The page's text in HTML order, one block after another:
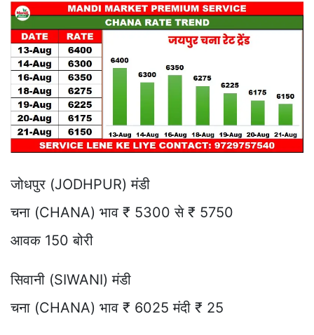
जोधपुर (JODHPUR) मंडी
चना (CHANA) भाव ₹ 5300 से ₹ 5750
आवक 150 बोरी
सिवानी (SIWANI) मंडी
चना (CHANA) भाव ₹ 6025 मंदी ₹ 25